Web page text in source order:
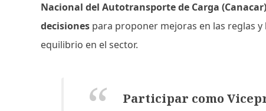
Nacional del Autotransporte de Carga
decisiones para proponer mejoras en las reglas
equilibrio en el sector.
Participar como